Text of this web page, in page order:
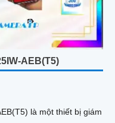
AEB(T5)
là một thiết bị giám